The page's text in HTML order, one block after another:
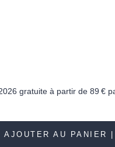
gratuite à partir de 89 €
AJOUTER AU PANIER |